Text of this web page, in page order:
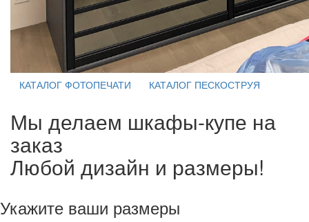
КАТАЛОГ ФОТОПЕЧАТИ КАТАЛОГ ПЕСКОСТРУЯ
Мы делаем шкафы-купе на
заказ
Любой дизайн и размеры!
Укажите ваши размеры